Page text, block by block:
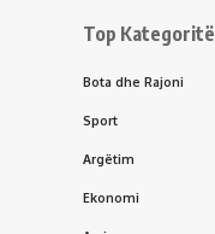
Top Kategoritë
Bota dhe Rajoni
Sport
Argëtim
Ekonomi